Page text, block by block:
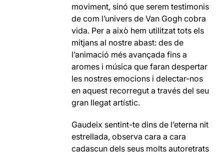
moviment, sinó que serem testimonis
de com l’univers de Van Gogh cobra
vida. Per a això hem utilitzat tots els
mitjans al nostre abast: des de
l’animació més avançada fins a
aromes i música que faran despertar
les nostres emocions i delectar-nos
en aquest recorregut a través del seu
gran llegat artístic.
Gaudeix sentint-te dins de l’eterna nit
estrellada, observa cara a cara
cadascun dels seus molts autoretrats